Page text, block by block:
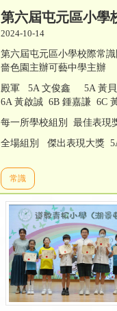
第六屆屯元區小學
2024-10-14
第六屆屯元區小學校際常
嗇色園主辦可藝中學主辦
殿軍 5A 文俊鑫 5A 黃貝
6A 黃啟誠 6B 鍾嘉謙 6C
每一所學校組別 最佳表
全場組別 傑出表現大獎
常識